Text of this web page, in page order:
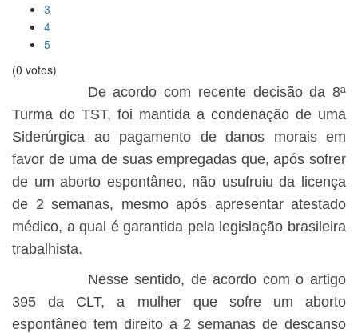
3
4
5
(0 votos)
De acordo com recente decisão da 8ª
Turma do TST, foi mantida a condenação de uma
Siderúrgica ao pagamento de danos morais em
favor de uma de suas empregadas que, após sofrer
de um aborto espontâneo, não usufruiu da licença
de 2 semanas, mesmo após apresentar atestado
médico, a qual é garantida pela legislação brasileira
trabalhista.
Nesse sentido, de acordo com o artigo
395 da CLT, a mulher que sofre um aborto
espontâneo tem direito a 2 semanas de descanso